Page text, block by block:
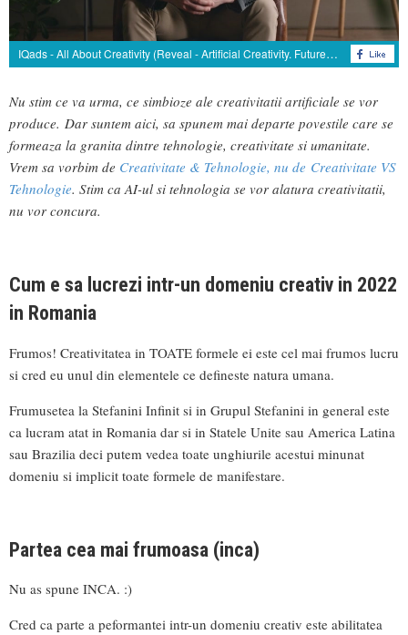
IQads - All About Creativity (Reveal - Artificial Creativity. Future Company)
Nu stim ce va urma, ce simbioze ale creativitatii artificiale se vor
produce. Dar suntem aici, sa spunem mai departe povestile care se
formeaza la granita dintre tehnologie, creativitate si umanitate.
Vrem sa vorbim de Creativitate & Tehnologie, nu de Creativitate VS
Tehnologie. Stim ca AI-ul si tehnologia se vor alatura creativitatii,
nu vor concura.
Cum e sa lucrezi intr-un domeniu creativ in 2022
in Romania
Frumos! Creativitatea in TOATE formele ei este cel mai frumos lucru
si cred eu unul din elementele ce defineste natura umana.
Frumusetea la Stefanini Infinit si in Grupul Stefanini in general este
ca lucram atat in Romania dar si in Statele Unite sau America Latina
sau Brazilia deci putem vedea toate unghiurile acestui minunat
domeniu si implicit toate formele de manifestare.
Partea cea mai frumoasa (inca)
Nu as spune INCA. :)
Cred ca parte a peformantei intr-un domeniu creativ este abilitatea